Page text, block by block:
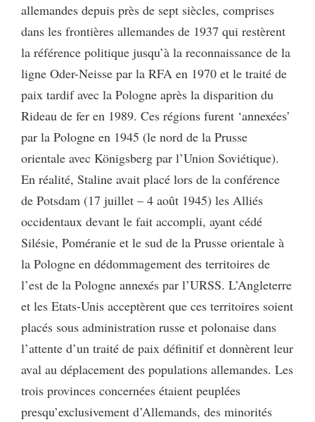
allemandes depuis près de sept siècles, comprises
dans les frontières allemandes de 1937 qui restèrent
la référence politique jusqu’à la reconnaissance de la
ligne Oder-Neisse par la RFA en 1970 et le traité de
paix tardif avec la Pologne après la disparition du
Rideau de fer en 1989. Ces régions furent ‘annexées’
par la Pologne en 1945 (le nord de la Prusse
orientale avec Königsberg par l’Union Soviétique).
En réalité, Staline avait placé lors de la conférence
de Potsdam (17 juillet – 4 août 1945) les Alliés
occidentaux devant le fait accompli, ayant cédé
Silésie, Poméranie et le sud de la Prusse orientale à
la Pologne en dédommagement des territoires de
l’est de la Pologne annexés par l’URSS. L’Angleterre
et les Etats-Unis acceptèrent que ces territoires soient
placés sous administration russe et polonaise dans
l’attente d’un traité de paix définitif et donnèrent leur
aval au déplacement des populations allemandes. Les
trois provinces concernées étaient peuplées
presqu’exclusivement d’Allemands, des minorités